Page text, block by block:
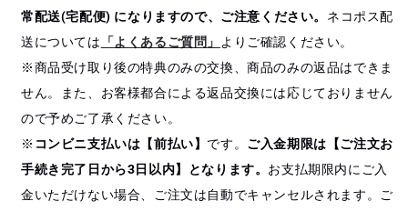
常配送(宅配便) になりますので、ご注意ください。 ネコポス配
送については
「よくあるご質問」 よりご確認ください。
※商品受け取り後の特典のみの交換、商品のみの返品はできま
せん。また、お客様都合による返品交換には応じておりません
ので予めご了承ください。
※ コンビニ支払いは【前払い】 です。 ご入金期限は【ご注文お
手続き完了日から3日以内】となります。 お支払期限内にご入
金いただけない場合、ご注文は自動でキャンセルされます。ご